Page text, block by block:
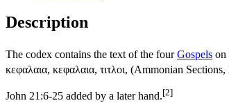
Description
The codex contains the text of the fourGospels on
κεφαλαια, κεφαλαια, τιτλοι, (Ammonian
John 21:6-25 added by a later hand.[2]